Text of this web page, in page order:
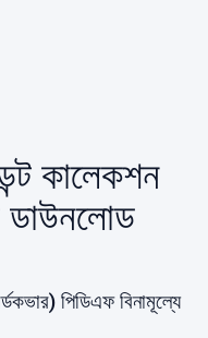
কালেকশন
ডাউনলোড
পিডিএফ বিনামূল্যে